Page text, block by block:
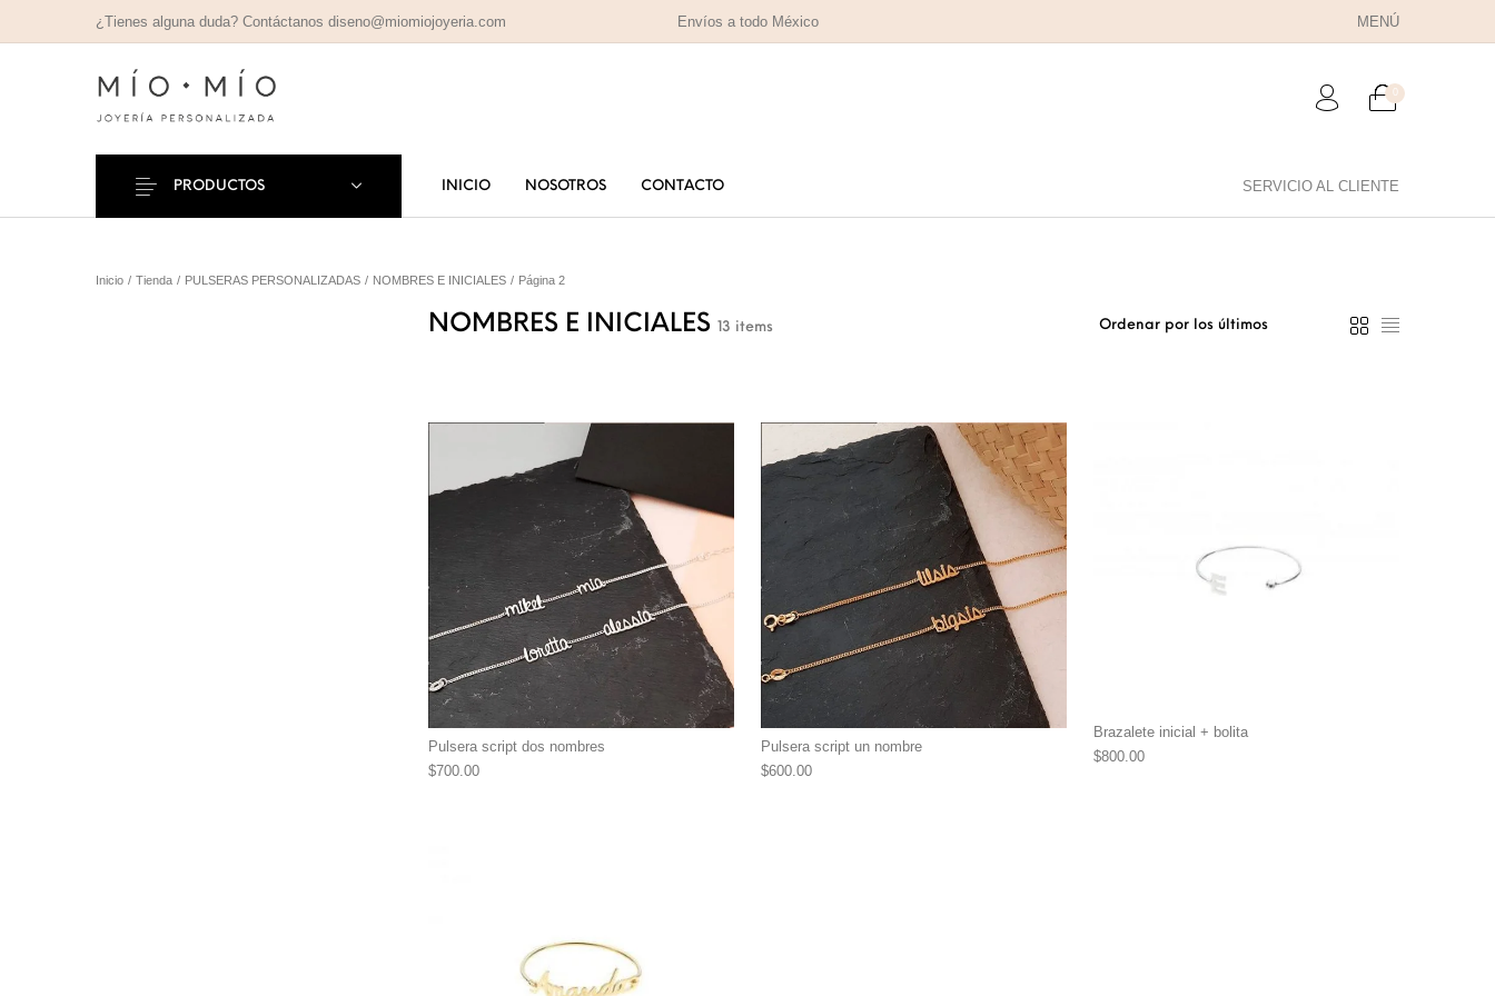
¿Tienes alguna duda? Contáctanos diseno@miomiojoyeria.com Envíos a todo México MENÚ
0
INICIO NOSOTROS CONTACTO SERVICIO AL CLIENTE
PRODUCTOS
PERSONALIZADOS
PERSONALIZADAS
Inicio / Tienda / PULSERAS PERSONALIZADAS / NOMBRES E INICIALES / Página 2
NOMBRES E INICIALES 13 items
Pulsera script dos nombres
$700.00
Pulsera script un nombre
$600.00
Brazalete inicial + bolita
$800.00